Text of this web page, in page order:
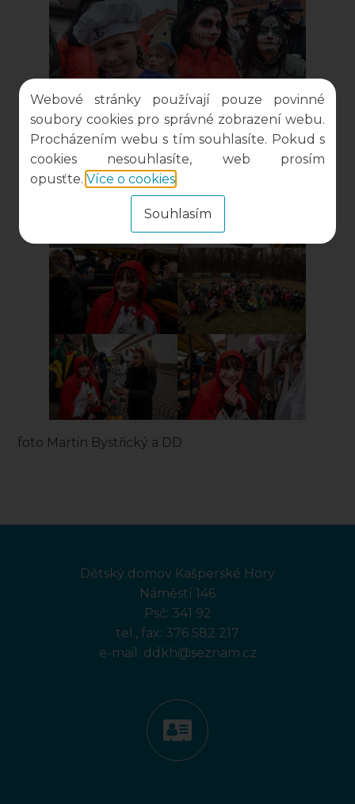
foto Martin Bystřický a DD
Dětský domov Kašperské Hory
Náměstí 146
Psč: 341 92
tel., fax: 376 582 217
e-mail: ddkh@seznam.cz
Webové stránky používají pouze povinné
soubory cookies pro správné zobrazení webu.
Procházením webu s tím souhlasíte. Pokud s
cookies nesouhlasíte, web prosím
opusťte. Více o cookies
Souhlasím